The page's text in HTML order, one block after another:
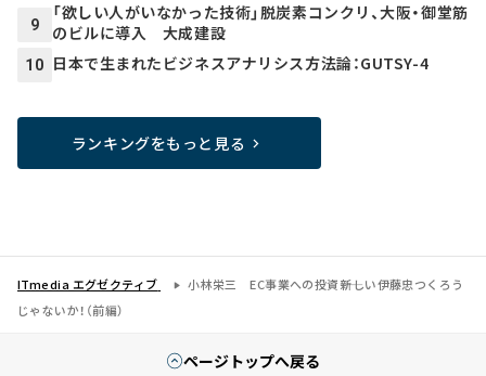
9
「欲しい人がいなかった技術」脱炭素コンクリ、大阪・御堂筋
のビルに導入 大成建設
10 日本で生まれたビジネスアナリシス方法論：GUTSY-4
ランキングをもっと見る
ITmedia エグゼクティブ
小林栄三 EC事業への投資――新しい伊藤忠つくろう
じゃないか！（前編）
ページトップへ戻る